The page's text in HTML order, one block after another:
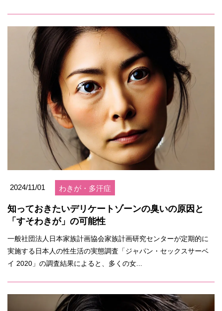
2024/11/01 わきが・多汗症
知っておきたいデリケートゾーンの臭いの原因と
「すそわきが」の可能性
一般社団法人日本家族計画協会家族計画研究センターが定期的に
実施する日本人の性生活の実態調査「ジャパン・セックスサーベ
イ 2020」の調査結果によると、多くの女...